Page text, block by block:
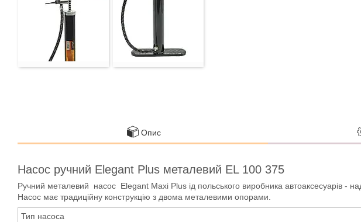
Опис
Насос ручний Elegant Plus металевий EL 100 375
Ручний металевий насос Elegant Maxi Plus ід польського виробника автоаксесуарів -
Насос має традиційну конструкцію з двома металевими опорами.
Тип насоса